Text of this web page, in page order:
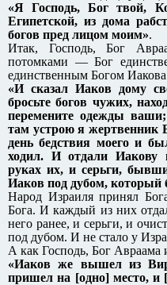
«Я Господь, Бог твой,
Египетской, из дома
богов пред лицом моим».
Итак, Господь, Бог
потомками — Бог
единственным Богом
«И сказал Иаков дому
бросьте богов чужих,
перемените одежды
там устрою я жертвенник
день бедствия моего и
ходил. И отдали
руках их, и серьги,
Иаков под дубом, который
Народ Израиля принял
Бога. И каждый из них
него ранее, и серьги, и
под дубом. И не стало у
А как Господь, Бог Авраама
«Иаков же вышел из
пришел на [одно] место, и